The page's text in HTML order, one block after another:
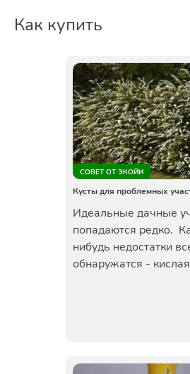
Как купить
СОВЕТ ОТ ЭКОЙИ
Кусты для проблемных
Идеальные дачные
попадаются редко.
нибудь недостатки
обнаружатся -